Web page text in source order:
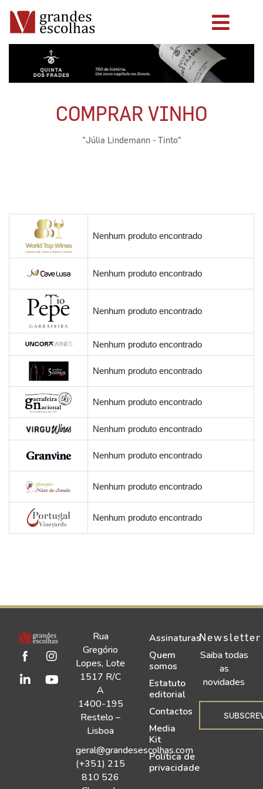
COMPRAR VINHO
"Júlia Lindemann - Tinto"
Nenhum produto encontrado
Nenhum produto encontrado
Nenhum produto encontrado
Nenhum produto encontrado
Nenhum produto encontrado
Nenhum produto encontrado
Nenhum produto encontrado
Nenhum produto encontrado
Nenhum produto encontrado
Nenhum produto encontrado
Rua
Gregório
Lopes, Lote
1517 R/C
A
1400-195
Restelo –
Lisboa
geral@grandesescolhas.com
(+351) 215
810 526
Assinaturas
Quem
somos
Estatuto
editorial
Contactos
Media
Kit
Política de
privacidade
Newsletter
Saiba todas
as
novidades